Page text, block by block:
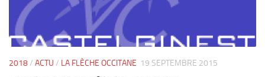
2018/ ACTU / LA FLÈCHE OCCITANE 19 SEPTEMBRE 2015